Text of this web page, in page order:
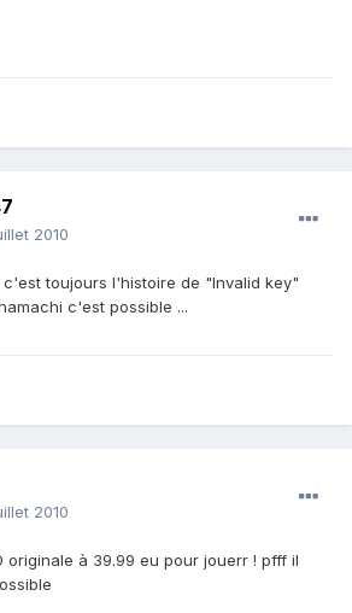
2010
toujours l'histoire de "Invalid key"
c'est possible ...
2010
originale à 39.99 eu pour jouerr ! pfff il